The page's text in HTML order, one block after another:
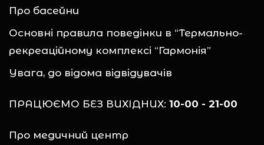
Про басейни
Основні правила поведінки в “Термально-
рекреаційному комплексі “Гармонія”
Увага, до відома відвідувачів
ПРАЦЮЄМО БЕЗ ВИХІДНИХ: 10-00 - 21-00
Про медичний центр